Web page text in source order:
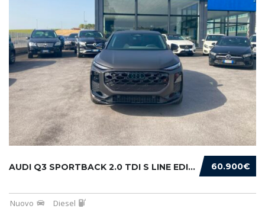
60.900€
AUDI Q3 SPORTBACK 2.0 TDI S LINE EDITION 150...
Nuovo Diesel